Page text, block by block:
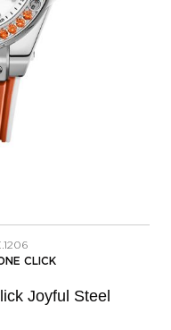
CLICK
Joyful Steel